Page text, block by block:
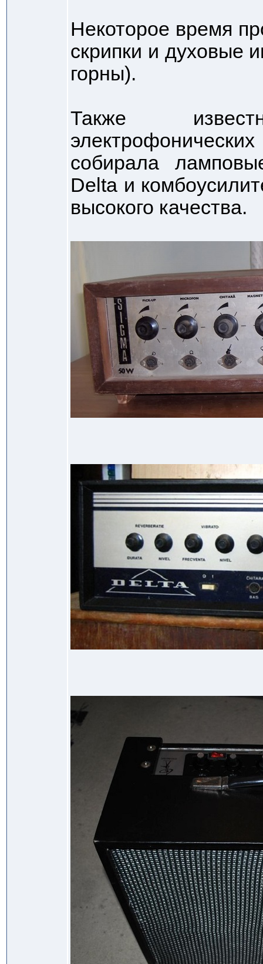
Некоторое время
скрипки и духовые
горны).
Также
собирала
Delta и
высокого качества.